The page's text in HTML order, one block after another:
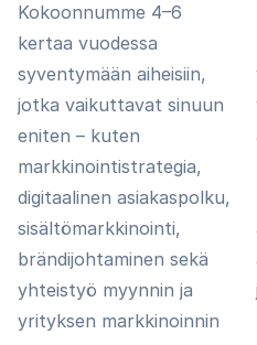
Kokoonnumme 4–6
kertaa vuodessa
syventymään aiheisiin,
jotka vaikuttavat sinuun
eniten – kuten
markkinointistrategia,
digitaalinen asiakaspolku,
sisältömarkkinointi,
brändijohtaminen sekä
yhteistyö myynnin ja
yrityksen markkinoinnin